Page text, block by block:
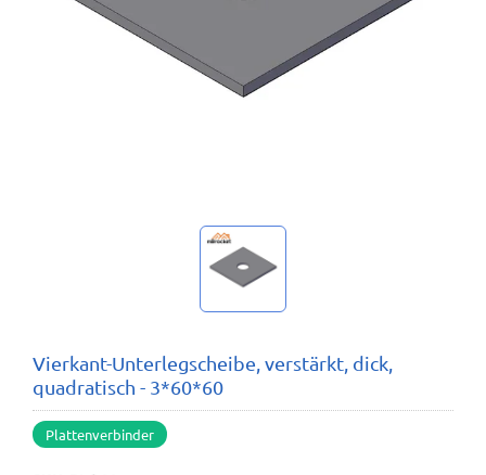
Vierkant-Unterlegscheibe, verstärkt, dick,
quadratisch - 3*60*60
Plattenverbinder